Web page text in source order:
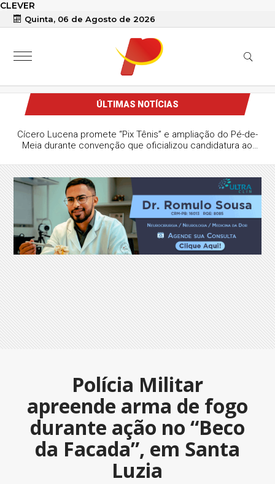
CLEVER
Quinta, 06 de Agosto de 2026
ÚLTIMAS NOTÍCIAS
Cícero Lucena promete “Pix Tênis” e ampliação do Pé-de-
Meia durante convenção que oficializou candidatura ao
Polícia Militar
apreende arma de fogo
durante ação no “Beco
da Facada”, em Santa
Luzia